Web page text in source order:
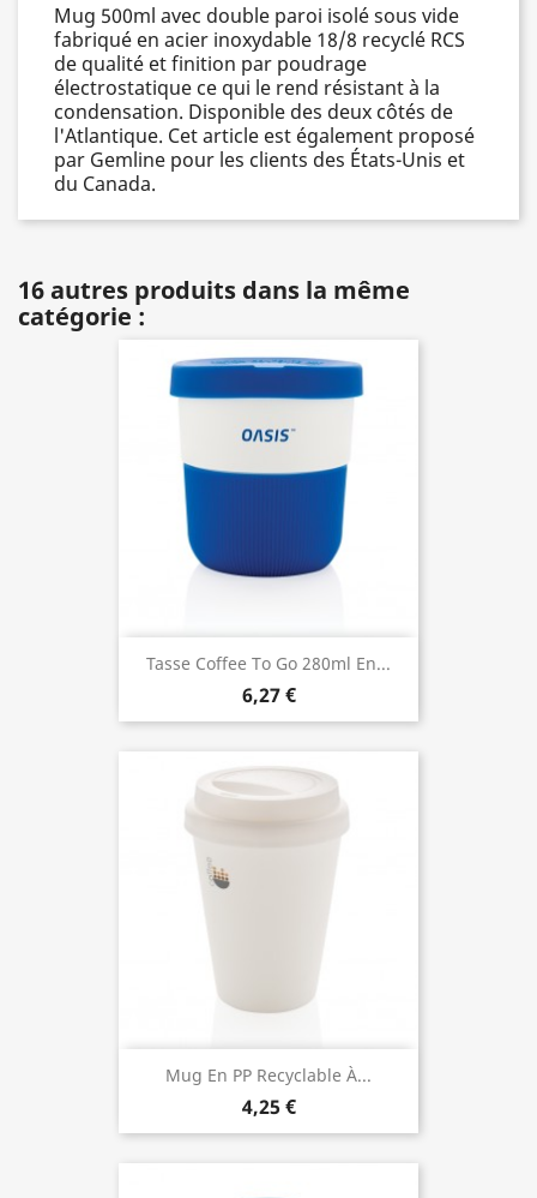
Mug 500ml avec double paroi isolé sous vide
fabriqué en acier inoxydable 18/8 recyclé RCS
de qualité et finition par poudrage
électrostatique ce qui le rend résistant à la
condensation. Disponible des deux côtés de
l'Atlantique. Cet article est également proposé
par Gemline pour les clients des États-Unis et
du Canada.
16 autres produits dans la même
catégorie :
Tasse Coffee To Go 280ml En...
6,27 €
Mug En PP Recyclable À...
4,25 €